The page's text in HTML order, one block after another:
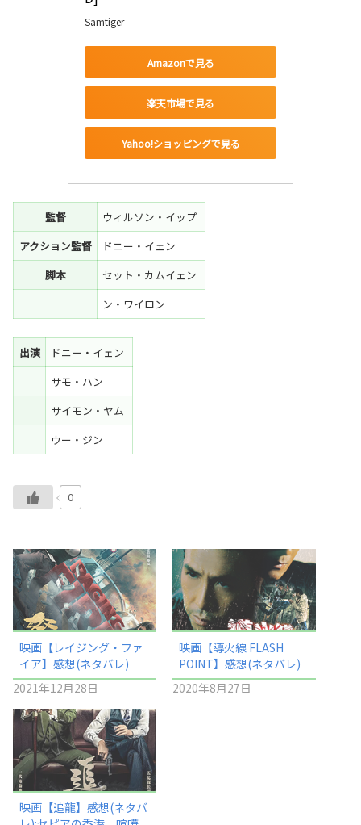
Samtiger
Amazonで見る
楽天市場で見る
Yahoo!ショッピングで見る
監督
ウィルソン・イップ
アクション監督
ドニー・イェン
脚本
セット・カムイェン
ン・ワイロン
出演
ドニー・イェン
サモ・ハン
サイモン・ヤム
ウー・ジン
0
映画【レイジング・ファ
イア】感想(ネタバレ)
2021年12月28日
映画【導火線 FLASH
POINT】感想(ネタバレ)
2020年8月27日
映画【追龍】感想(ネタバ